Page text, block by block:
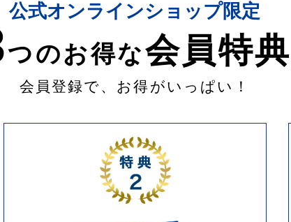
公式オンラインショップ限定
つのお得な会員特典
会員登録で、お得がいっぱい！